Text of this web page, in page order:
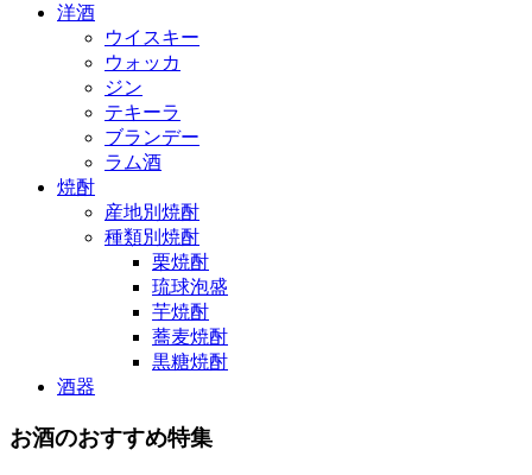
洋酒
ウイスキー
ウォッカ
ジン
テキーラ
ブランデー
ラム酒
焼酎
産地別焼酎
種類別焼酎
栗焼酎
琉球泡盛
芋焼酎
蕎麦焼酎
黒糖焼酎
酒器
お酒のおすすめ特集